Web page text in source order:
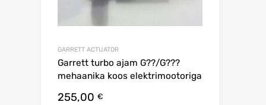
GARRETT ACTUATOR
Garrett turbo ajam G??/G???
mehaanika koos elektrimootoriga
255,00 €